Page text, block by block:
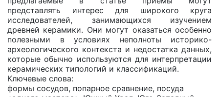
представлять интерес для широкого круга
исследователей, занимающихся изучением
древней керамики. Они могут оказаться особенно
полезными в условиях неполноты историко-
археологического контекста и недостатка данных,
которые обычно используются для интерпретации
керамических типологий и классификаций.
Ключевые слова:
формы сосудов, попарное сравнение, посуда